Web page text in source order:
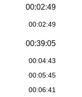
00:02:49
00:02:49
00:39:05
00:04:43
00:05:45
00:06:41